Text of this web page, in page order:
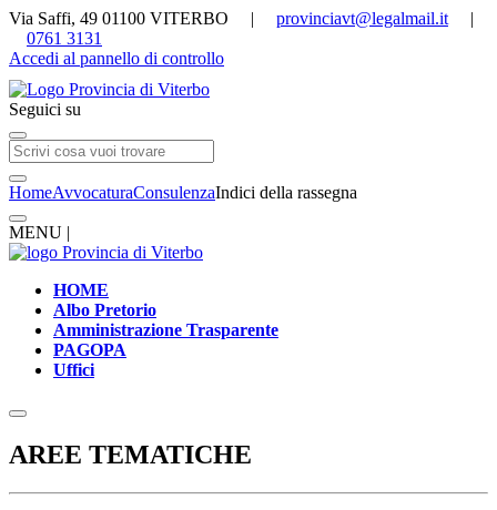
Via Saffi, 49 01100 VITERBO | provinciavt@legalmail.it |
0761 3131
Accedi al pannello di controllo
Seguici su
HomeAvvocaturaConsulenzaIndici della rassegna
MENU |
HOME
Albo Pretorio
Amministrazione Trasparente
PAGOPA
Uffici
AREE TEMATICHE